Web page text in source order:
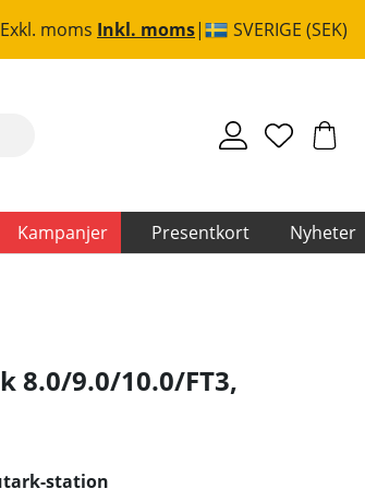
Exkl. moms Inkl. moms SVERIGE (SEK)
Kampanjer Presentkort Nyheter
8.0/9.0/10.0/FT3,
station